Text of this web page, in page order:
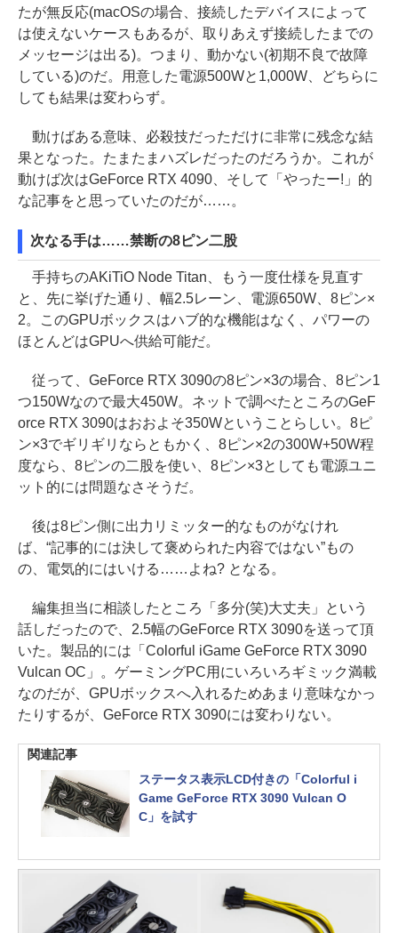
たが無反応(macOSの場合、接続したデバイスによって
は使えないケースもあるが、取りあえず接続したまでの
メッセージは出る)。つまり、動かない(初期不良で故障
している)のだ。用意した電源500Wと1,000W、どちらに
しても結果は変わらず。
動けばある意味、必殺技だっただけに非常に残念な結
果となった。たまたまハズレだったのだろうか。これが
動けば次はGeForce RTX 4090、そして「やったー!」的
な記事をと思っていたのだが……。
次なる手は……禁断の8ピン二股
手持ちのAKiTiO Node Titan、もう一度仕様を見直す
と、先に挙げた通り、幅2.5レーン、電源650W、8ピン×
2。このGPUボックスはハブ的な機能はなく、パワーの
ほとんどはGPUへ供給可能だ。
従って、GeForce RTX 3090の8ピン×3の場合、8ピン1
つ150Wなので最大450W。ネットで調べたところのGeF
orce RTX 3090はおおよそ350Wということらしい。8ピ
ン×3でギリギリならともかく、8ピン×2の300W+50W程
度なら、8ピンの二股を使い、8ピン×3としても電源ユニ
ット的には問題なさそうだ。
後は8ピン側に出力リミッター的なものがなけれ
ば、“記事的には決して褒められた内容ではない”もの
の、電気的にはいける……よね? となる。
編集担当に相談したところ「多分(笑)大丈夫」という
話しだったので、2.5幅のGeForce RTX 3090を送って頂
いた。製品的には「Colorful iGame GeForce RTX 3090
Vulcan OC」。ゲーミングPC用にいろいろギミック満載
なのだが、GPUボックスへ入れるためあまり意味なかっ
たりするが、GeForce RTX 3090には変わりない。
関連記事
ステータス表示LCD付きの「Colorful i
Game GeForce RTX 3090 Vulcan O
C」を試す